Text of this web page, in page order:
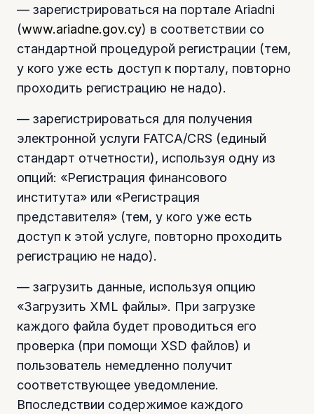
— зарегистрироваться на портале Ariadni
(www.ariadne.gov.cy) в соответствии со
стандартной процедурой регистрации (тем,
у кого уже есть доступ к порталу, повторно
проходить регистрацию не надо).
— зарегистрироваться для получения
электронной услуги FATCA/CRS (единый
стандарт отчетности), используя одну из
опций: «Регистрация финансового
института» или «Регистрация
представителя» (тем, у кого уже есть
доступ к этой услуге, повторно проходить
регистрацию не надо).
— загрузить данные, используя опцию
«Загрузить XML файлы». При загрузке
каждого файла будет проводиться его
проверка (при помощи XSD файлов) и
пользователь немедленно получит
соответствующее уведомление.
Впоследствии содержимое каждого